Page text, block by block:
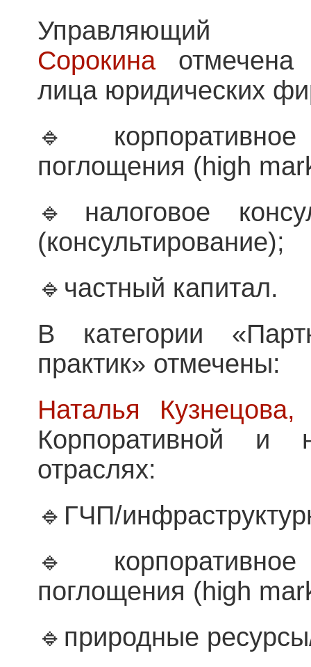
Сорокинаотмечена
лица юридических
поглощения (high
🔹налоговое
(консультирование);
🔹частный капитал.
В категории
практик» отмечены:
Наталья Кузнецова,
Корпоративной и
отраслях:
🔹ГЧП/
поглощения (high
🔹природные